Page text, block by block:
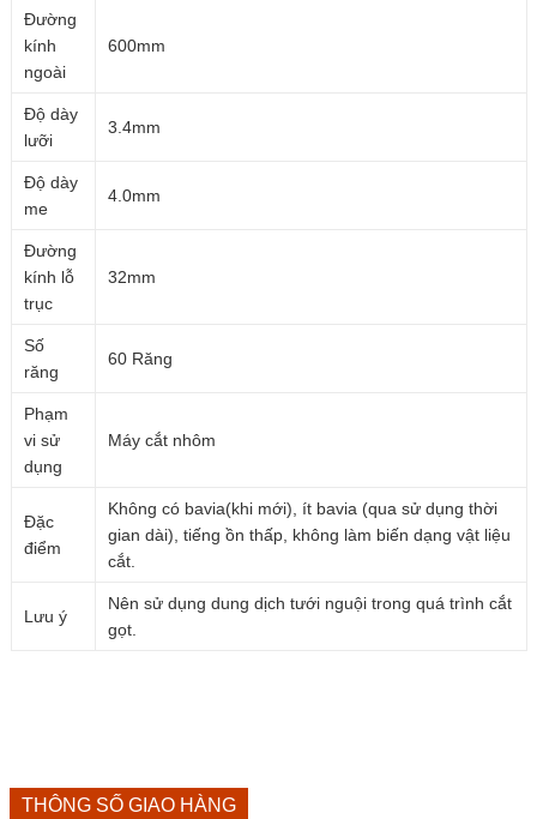
Đường
kính
ngoài
600mm
Độ dày
lưỡi
3.4mm
Độ dày
me
4.0mm
Đường
kính lỗ
trục
32mm
Số
răng
60 Răng
Phạm
vi sử
dụng
Máy cắt nhôm
Đặc
điểm
Không có bavia(khi mới), ít bavia (qua sử dụng thời
gian dài), tiếng ồn thấp, không làm biến dạng vật liệu
cắt.
Lưu ý
Nên sử dụng dung dịch tưới nguội trong quá trình cắt
gọt.
THÔNG SỐ GIAO HÀNG